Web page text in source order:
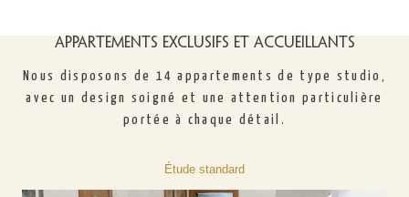
Appartements exclusifs et accueillants
Nous disposons de 14 appartements de type studio,
avec un design soigné et une attention particulière
portée à chaque détail.
Étude standard